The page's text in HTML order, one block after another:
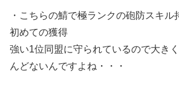
・こちらの鯖で極ランクの砲防スキル
初めての獲得
強い1位同盟に守られているので大き
んどないんですよね・・・